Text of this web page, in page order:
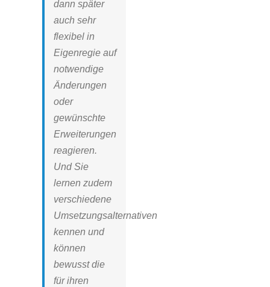
dann später
auch sehr
flexibel in
Eigenregie auf
notwendige
Änderungen
oder
gewünschte
Erweiterungen
reagieren.
Und Sie
lernen zudem
verschiedene
Umsetzungsalternativen
kennen und
können
bewusst die
für ihren